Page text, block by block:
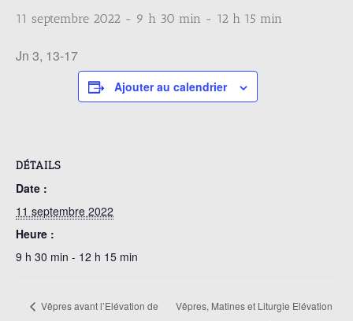
11 septembre 2022 - 9 h 30 min - 12 h 15 min
Jn 3, 13-17
Ajouter au calendrier
DÉTAILS
Date :
11 septembre 2022
Heure :
9 h 30 min - 12 h 15 min
Vêpres avant l’Elévation de
Vêpres, Matines et Liturgie Elévation